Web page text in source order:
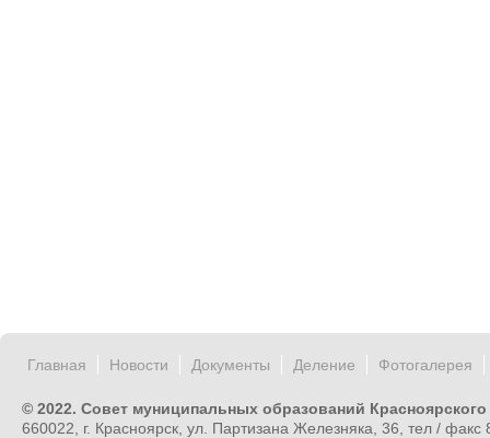
Главная Новости Документы Деление Фотогалерея
© 2022. Совет муниципальных образований Красноярского
660022, г. Красноярск, ул. Партизана Железняка, 36, тел /